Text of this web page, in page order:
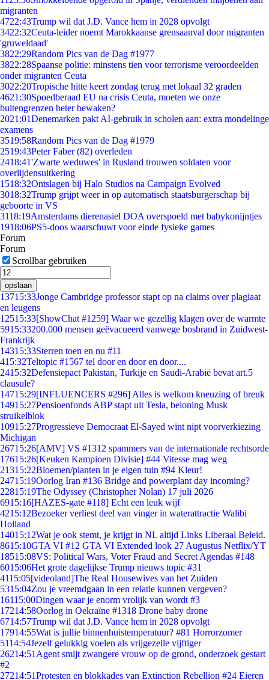
migranten
4722:43Trump wil dat J.D. Vance hem in 2028 opvolgt
3422:32Ceuta-leider noemt Marokkaanse grensaanval door migranten
'gruweldaad'
3822:29Random Pics van de Dag #1977
3822:28Spaanse politie: minstens tien voor terrorisme veroordeelden
onder migranten Ceuta
3022:20Tropische hitte keert zondag terug met lokaal 32 graden
4621:30Spoedberaad EU na crisis Ceuta, moeten we onze
buitengrenzen beter bewaken?
2021:01Denemarken pakt AI-gebruik in scholen aan: extra mondelinge
examens
3519:58Random Pics van de Dag #1979
2519:43Peter Faber (82) overleden
2418:41'Zwarte weduwes' in Rusland trouwen soldaten voor
overlijdensuitkering
1518:32Ontslagen bij Halo Studios na Campaign Evolved
3018:32Trump grijpt weer in op automatisch staatsburgerschap bij
geboorte in VS
3118:19Amsterdams dierenasiel DOA overspoeld met babykonijntjes
1918:06PS5-doos waarschuwt voor einde fysieke games
Forum
Forum
Scrollbar gebruiken
opslaan
13715:33Jonge Cambridge professor stapt op na claims over plagiaat
en leugens
12515:33[ShowChat #1259] Waar we gezellig klagen over de warmte
5915:33200.000 mensen geëvacueerd vanwege bosbrand in Zuidwest-
Frankrijk
14315:33Sterren toen en nu #11
415:32Teltopic #1567 tel door en door en door....
2415:32Defensiepact Pakistan, Turkije en Saudi-Arabië bevat art.5
clausule?
14715:29[INFLUENCERS #296] Alles is welkom kneuzing of breuk
14915:27Pensioenfonds ABP stapt uit Tesla, beloning Musk
struikelblok
10915:27Progressieve Democraat El-Sayed wint nipt voorverkiezing
Michigan
26715:26[AMV] VS #1312 spammers van de internationale rechtsorde
17615:26[Keuken Kampioen Divisie] #44 Vitesse mag weg
21315:22Bloemen/planten in je eigen tuin #94 Kleur!
24715:19Oorlog Iran #136 Bridge and powerplant day incoming?
22815:19The Odyssey (Christopher Nolan) 17 juli 2026
6915:16[HAZES-gate #118] Echt een leuk wijf
4215:12Bezoeker verliest deel van vinger in waterattractie Walibi
Holland
14015:12Wat je ook stemt, je krijgt in NL altijd Links Liberaal Beleid.
8615:10GTA VI #12 GTA VI Extended look 27 Augustus Netflix/YT
18515:08VS: Political Wars, Voter Fraud and Secret Agendas #148
6015:06Het grote dagelijkse Trump nieuws topic #31
4115:05[videoland]The Real Housewives van het Zuiden
5315:04Zou je vreemdgaan in een relatie kunnen vergeven?
16115:00Dingen waar je enorm vrolijk van wordt #3
17214:58Oorlog in Oekraïne #1318 Drone baby drone
6714:57Trump wil dat J.D. Vance hem in 2028 opvolgt
17914:55Wat is jullie binnenhuistemperatuur? #81 Horrorzomer
5114:54Jezelf gelukkig voelen als vrijgezelle vijftiger
26214:51 Agent smijt zwangere vrouw op de grond, onderzoek gestart
#2
27214:51Protesten en blokkades van Extinction Rebellion #24 Eieren